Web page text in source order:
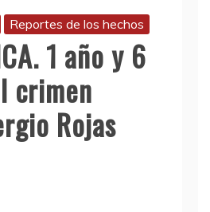
Reportes de los hechos
1 año y 6
crimen
Rojas